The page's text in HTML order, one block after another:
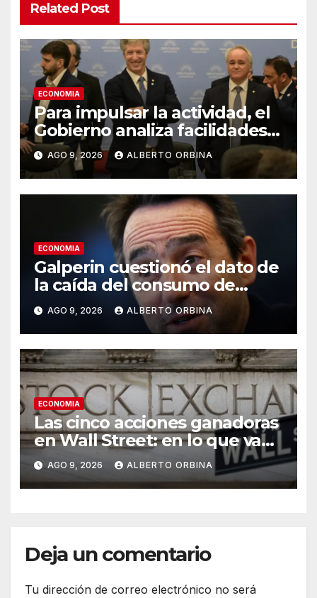
Related Post
ECONOMIA
Para impulsar la actividad, el
Gobierno analiza facilidades
para que los bancos puedan
prestar dólares
AGO 9, 2026 ALBERTO ORBINA
ECONOMIA
Galperin cuestionó el dato de
la caída del consumo de
CAME y Milei lo respaldó
AGO 9, 2026 ALBERTO ORBINA
ECONOMIA
Las cinco acciones ganadoras
en Wall Street: en lo que va
de 2026 las ganancias llegan
a casi 500%
AGO 9, 2026 ALBERTO ORBINA
Deja un comentario
Tu dirección de correo electrónico no será